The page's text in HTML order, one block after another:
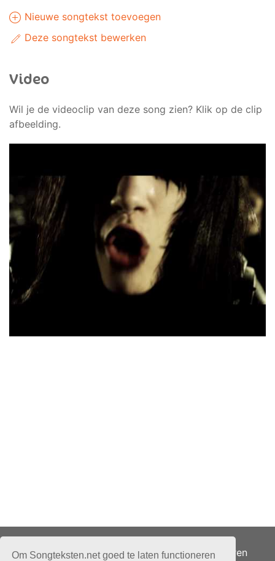
Om Songteksten.net goed te laten functioneren
Nieuwe songtekst toevoegen
Deze songtekst bewerken
Video
Wil je de videoclip van deze song zien? Klik op de clip
afbeelding.
Adverteren